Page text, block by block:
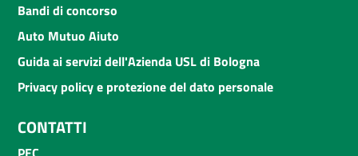
Bandi di concorso
Auto Mutuo Aiuto
Guida ai servizi dell'Azienda USL di Bologna
Privacy policy e protezione del dato personale
CONTATTI